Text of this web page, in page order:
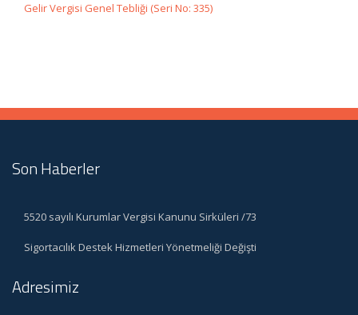
Gelir Vergisi Genel Tebliği (Seri No: 335)
Son Haberler
5520 sayılı Kurumlar Vergisi Kanunu Sirküleri /73
Sigortacılık Destek Hizmetleri Yönetmeliği Değişti
Adresimiz